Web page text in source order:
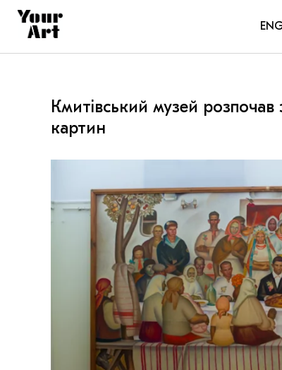
Кмитівський музей розпочав
картин